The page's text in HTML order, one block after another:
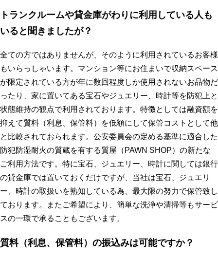
トランクルームや貸金庫がわりに利用している人も
いると聞きましたが？
全ての方ではありませんが、そのように利用されているお客様
もいらっしゃいます。マンション等にお住まいで収納スペース
が限定されている方が年に数回程度しか使用されないお品物だ
ったり、家に置いてある宝石やジュエリー、時計等を防犯上と
状態維持の観点で利用されております。特徴としては融資額を
抑えて質料（利息、保管料）を低額にして保管コストとして他
と比較されておられます。公安委員会の定める基準に適合した
防犯防湿耐火の質蔵を有する質屋（PAWN SHOP）の新たな
ご利用方法です。特に宝石、ジュエリー、時計に関しては銀行
の貸金庫では置いておくだけですが、当社は宝石、ジュエリ
ー、時計の取扱いを熟知している為、最大限の努力で保管致し
ております。またご希望により、簡単な洗浄や清掃等もサービ
スの一環で承ることもございます。
質料（利息、保管料）の振込みは可能ですか？